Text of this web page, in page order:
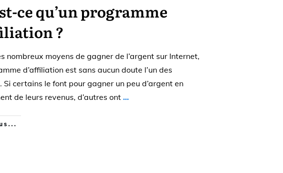
ce qu’un programme
?
nombreux moyens de gagner de l’argent sur Internet,
d’affiliation est sans aucun doute l’un des
Si certains le font pour gagner un peu d’argent en
de leurs revenus, d’autres ont...